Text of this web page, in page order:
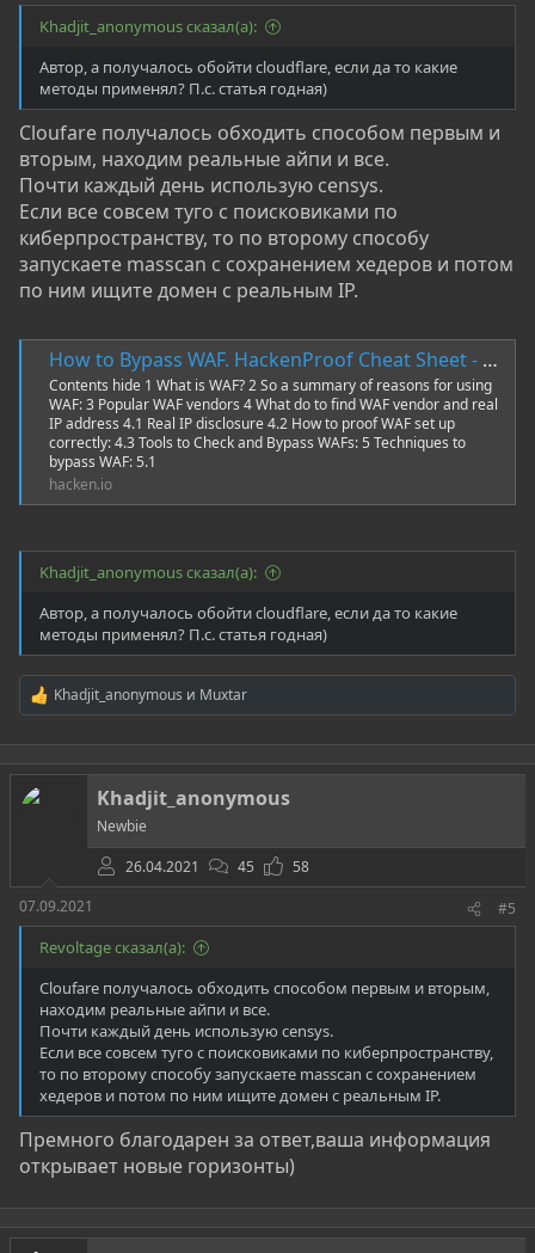
Khadjit_anonymous сказал(а):
Автор, а получалось обойти cloudflare, если да то какие
методы применял? П.с. статья годная)
Cloufare получалось обходить способом первым и
вторым, находим реальные айпи и все.
Почти каждый день использую censys.
Если все совсем туго с поисковиками по
киберпространству, то по второму способу
запускаете masscan с сохранением хедеров и потом
по ним ищите домен с реальным IP.
How to Bypass WAF. HackenProof Cheat Sheet - Hacken
Contents hide 1 What is WAF? 2 So a summary of reasons for using
WAF: 3 Popular WAF vendors 4 What do to find WAF vendor and real
IP address 4.1 Real IP disclosure 4.2 How to proof WAF set up
correctly: 4.3 Tools to Check and Bypass WAFs: 5 Techniques to
bypass WAF: 5.1
hacken.io
Khadjit_anonymous сказал(а):
Автор, а получалось обойти cloudflare, если да то какие
методы применял? П.с. статья годная)
Р
е
а
к
ц
и
Khadjit_anonymous и Muxtar
Khadjit_anonymous
Newbie
26.04.2021
45
58
07.09.2021
#5
Revoltage сказал(а):
Cloufare получалось обходить способом первым и вторым,
находим реальные айпи и все.
Почти каждый день использую censys.
Если все совсем туго с поисковиками по киберпространству,
то по второму способу запускаете masscan с сохранением
хедеров и потом по ним ищите домен с реальным IP.
Премного благодарен за ответ,ваша информация
открывает новые горизонты)